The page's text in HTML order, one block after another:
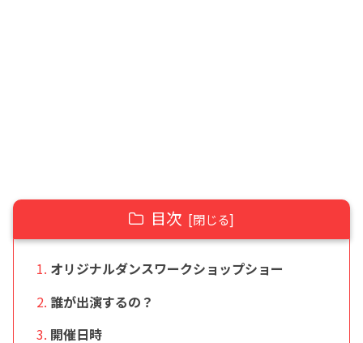
目次
オリジナルダンスワークショップショー
誰が出演するの？
開催日時